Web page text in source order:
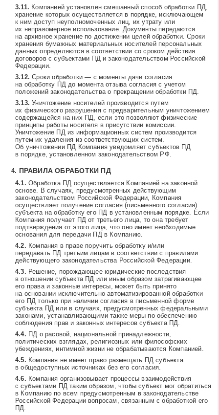
Компанией установлен смешанный способ обработки ПД,
хранение которых осуществляется в порядке, исключающем
к ним доступ неуполномоченных лиц, их утрату или
их неправомерное использование. Документы передаются
на архивное хранение по достижении целей обработки. Сроки
хранения бумажных материальных носителей персональных
данных определяются в соответствии со сроком действия
договоров с субъектами ПД и законодательством Российской
Федерации.
Сроки обработки — с моменты дачи согласия
на обработку ПД до момента отзыва согласия с учетом
положений законодательства о прекращении обработки ПД.
Уничтожение носителей производится путем
их физического разрушения с предварительным уничтожением
содержащейся на них ПД, если это позволяют физические
принципы работы носителя в присутствии комиссии.
Уничтожение ПД из информационных систем производится
путем их удаления из соответствующих систем.
Об уничтожении ПД Компания уведомляет субъектов ПД
в порядке, установленном законодательством РФ.
ПРАВИЛА ОБРАБОТКИ ПД
Обработка ПД осуществляется Компанией на законной
основе. В случаях, предусмотренных действующим
законодательством Российской Федерации, Компания
осуществляет получение согласия (письменного согласия)
субъекта на обработку его ПД в установленным порядке. Если
Компания получает ПД от третьего лица, то она требует
подтверждения от этого лица, что оно имеет необходимые
основания для передачи ПД в Компанию.
Компания в праве поручить обработку и/или
передавать ПД третьим лицам в соответствии с правилами
действующего законодательства Российской Федерации.
Решение, порождающее юридические последствия
в отношении субъекта ПД или иным образом затрагивающее
его права и законные интересы, может быть принято
на основании исключительно автоматизированной обработки
его ПД только при наличии согласия в письменной форме
субъекта ПД или в случаях, предусмотренных федеральными
законами, устанавливающими также меры по обеспечению
соблюдения прав и законных интересов субъекта ПД.
ПД о расовой, национальной принадлежности,
политических взглядах, религиозных или философских
убеждениях, интимной жизни не обрабатываются Компанией.
Компания не имеет право размещать ПД субъекта
в общедоступных источниках без его согласия.
Компания организовывает процессы взаимодействия
с субъектами ПД таким образом, чтобы субъект мог обратиться
в Компанию по всем предусмотренным в законодательстве
Российской Федерации вопросам, связанным с обработкой его
ПД.